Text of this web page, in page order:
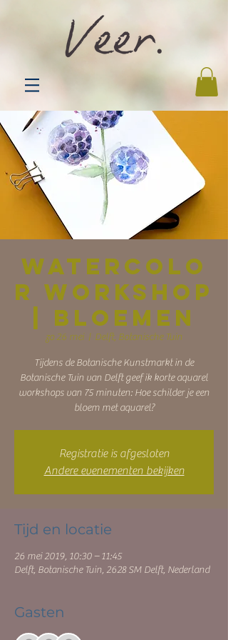
Watercolo
r Workshop
| Bloemen
zo 26 mei
  |
Delft, Botanische Tuin
Tijdens de Botanische Kunstmarkt in de
Botanische Tuin van Delft geef ik korte aquarel
workshops van 75 minuten: Hoe schilder je een
bloem met aquarel?
Registratie is afgesloten
Andere evenementen bekijken
Tijd en locatie
26 mei 2019, 10:30 – 11:45
Delft, Botanische Tuin, 2628 SM Delft, Nederland
Gasten